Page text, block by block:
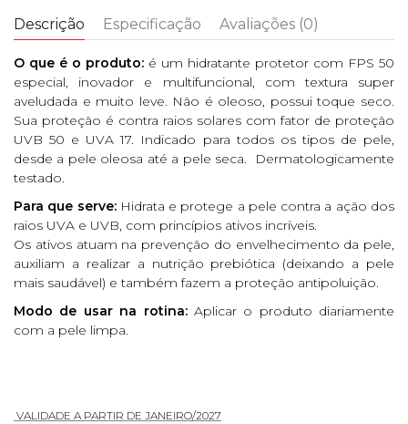
Descrição Especificação Avaliações (0)
O que é o produto: é um hidratante protetor com FPS 50
especial, inovador e multifuncional, com textura super
aveludada e muito leve. Não é oleoso, possui toque seco.
Sua proteção é contra raios solares com fator de proteção
UVB 50 e UVA 17. Indicado para todos os tipos de pele,
desde a pele oleosa até a pele seca. Dermatologicamente
testado.
Para que serve: Hidrata e protege a pele contra a ação dos
raios UVA e UVB, com princípios ativos incríveis.
Os ativos atuam na prevenção do envelhecimento da pele,
auxiliam a realizar a nutrição prebiótica (deixando a pele
mais saudável) e também fazem a proteção antipoluição.
Modo de usar na rotina: Aplicar o produto diariamente
com a pele limpa.
VALIDADE A PARTIR DE JANEIRO/2027